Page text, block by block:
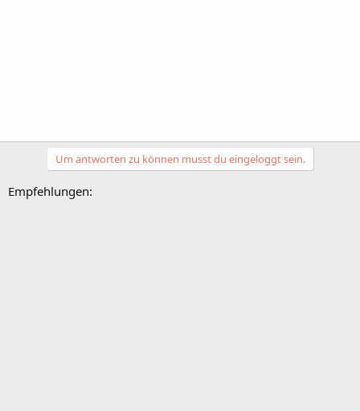
Um antworten zu können musst du eingeloggt sein.
Empfehlungen: